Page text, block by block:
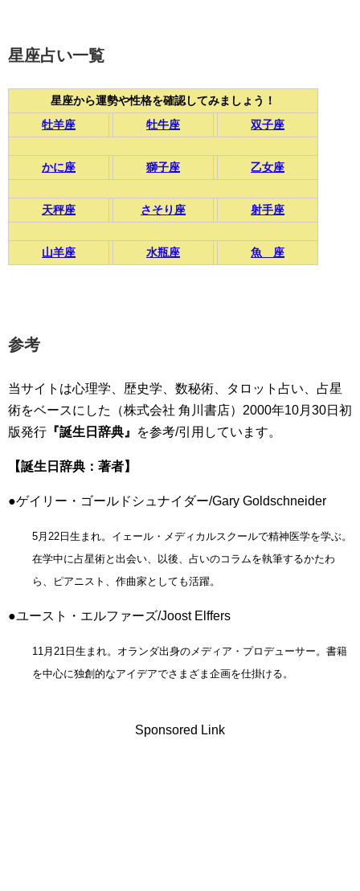
星座占い一覧
星座から運勢や性格を確認してみましょう！
牡羊座
牡牛座 双子座
かに座 獅子座 乙女座
天秤座 さそり座 射手座
山羊座 水瓶座 魚 座
参考
当サイトは心理学、歴史学、数秘術、タロット占い、占星
術をベースにした（株式会社 角川書店）2000年10月30日初
版発行 『誕生日辞典』 を参考/引用しています。
【誕生日辞典：著者】
●ゲイリー・ゴールドシュナイダー/Gary Goldschneider
5月22日生まれ。イェール・メディカルスクールで精神医学を学ぶ。
在学中に占星術と出会い、以後、占いのコラムを執筆するかたわ
ら、ピアニスト、作曲家としても活躍。
●ユースト・エルファーズ/Joost Elffers
11月21日生まれ。オランダ出身のメディア・プロデューサー。書籍
を中心に独創的なアイデアでさまざま企画を仕掛ける。
Sponsored Link